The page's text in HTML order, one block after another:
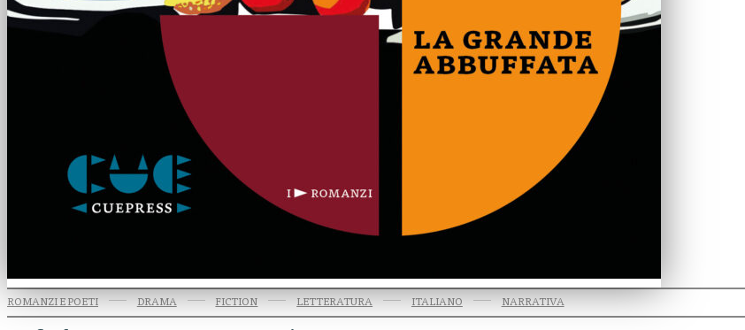
ROMANZI E POETI DRAMA FICTION LETTERATURA ITALIANO NARRATIVA